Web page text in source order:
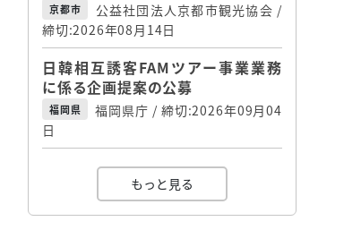
京都市
公益社団法人京都市観光協会 /
締切:2026年08月14日
日韓相互誘客FAMツアー事業業務
に係る企画提案の公募
福岡県
福岡県庁 / 締切:2026年09月04
日
もっと見る